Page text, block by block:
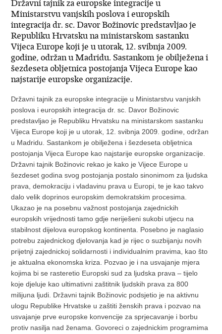
Državni tajnik za europske integracije u
Ministarstvu vanjskih poslova i europskih
integracija dr. sc. Davor Božinovic predstavljao je
Republiku Hrvatsku na ministarskom sastanku
Vijeca Europe koji je u utorak, 12. svibnja 2009.
godine, održan u Madridu. Sastankom je obilježena i
šezdeseta obljetnica postojanja Vijeca Europe kao
najstarije europske organizacije.
Državni tajnik za europske integracije u Ministarstvu vanjskih
poslova i europskih integracija dr. sc. Davor Božinovic
predstavljao je Republiku Hrvatsku na ministarskom sastanku
Vijeca Europe koji je u utorak, 12. svibnja 2009. godine, održan
u Madridu. Sastankom je obilježena i šezdeseta obljetnica
postojanja Vijeca Europe kao najstarije europske organizacije.
Državni tajnik Božinovic rekao je kako je Vijece Europe u
šezdeset godina svog postojanja postalo sinonimom za ljudska
prava, demokraciju i vladavinu prava u Europi, te je kao takvo
dalo velik doprinos europskim demokratskim procesima.
Ukazao je na posebnu važnost postojanja zajednickih
europskih vrijednosti tamo gdje neriješeni sukobi utjecu na
stabilnost dijelova europskog kontinenta. Posebno je naglasio
potrebu zajednickog djelovanja kad je rijec o suzbijanju novih
prijetnji zajednickoj solidarnosti i individualnim pravima, kao što
je aktualna ekonomska kriza. Pozvao je i na usvajanje mjera
kojima bi se rasteretio Europski sud za ljudska prava – tijelo
koje djeluje kao ultimativni zaštitnik ljudskih prava za 800
milijuna ljudi. Državni tajnik Božinovic podsjetio je na aktivnu
ulogu Republike Hrvatske u zaštiti ženskih prava i pozvao na
usvajanje prve europske konvencije za sprjecavanje i borbu
protiv nasilja nad ženama. Govoreci o zajednickim programima